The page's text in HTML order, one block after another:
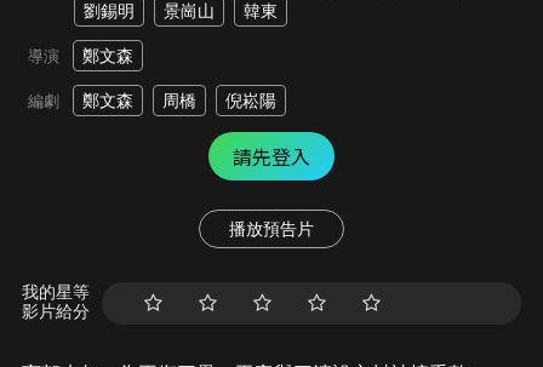
劉錫明
景崗山 韓東
導演 鄭文森
編劇 鄭文森 周橋 倪崧陽
請先登入
播放預告片
我的星等
影片給分